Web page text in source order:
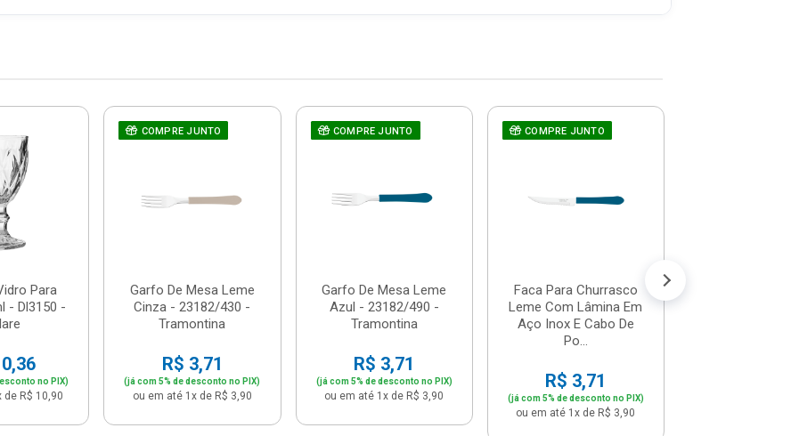
Para
- Dl3150 -
no PIX)
de R$ 10,90
COMPRE JUNTO
Garfo De Mesa Leme
Cinza - 23182/430 -
Tramontina
R$ 3,71
(já com 5% de desconto no PIX)
ou em até 1x de R$ 3,90
COMPRE JUNTO
Garfo De Mesa Leme
Azul - 23182/490 -
Tramontina
R$ 3,71
(já com 5% de desconto no PIX)
ou em até 1x de R$ 3,90
COMPRE JUNTO
Faca Para Churrasco
Leme Com Lâmina Em
Aço Inox E Cabo De
Po...
R$ 3,71
(já com 5% de desconto no PIX)
ou em até 1x de R$ 3,90